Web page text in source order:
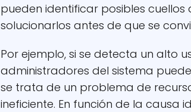
pueden identificar posibles
solucionarlos antes de que se
Por ejemplo, si se detecta un alto
administradores del sistema
se trata de un problema de
ineficiente. En función de la